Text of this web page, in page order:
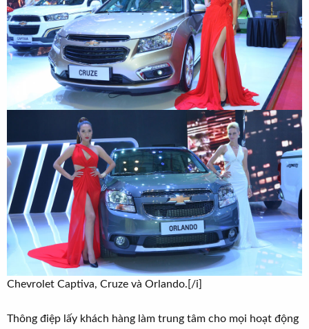
Chevrolet Captiva, Cruze và Orlando.[/i]
Thông điệp lấy khách hàng làm trung tâm cho mọi hoạt động